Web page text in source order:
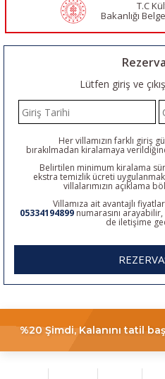
T.C
Bakanlığı Belge
Lütfen giriş ve
Her villamızın farklı giriş
bırakılmadan kiralamaya
Belirtilen minimum kiralama
ekstra temizlik ücreti
villalarımızın açıklama
Villamıza ait avantajlı
05334194899 numarasını
de iletişime
%20 Şimdi, Kalanını tatil